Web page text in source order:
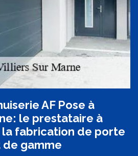
AF Pose à
le prestataire à
fabrication de porte
gamme